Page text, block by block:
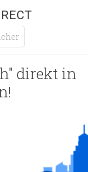
direkt in